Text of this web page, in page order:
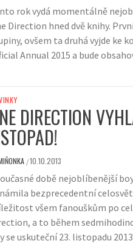
rok vydá momentálně
Direction hned dvě knihy.
ovšem ta druhá vyjde ke
Annual 2015 a bude
DIRECTION
/10.10.2013
době nejoblíbenější
bezprecedentní
všem fanouškům po
a to během
se uskuteční 23. listopadu